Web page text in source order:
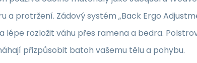
a protržení. Zádový systém „Back Ergo
lépe rozložit váhu přes ramena a bedra.
přizpůsobit batoh vašemu tělu a pohybu.